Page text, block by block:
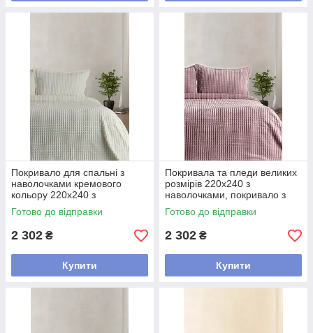
Покривало для спальні з
наволочками кремового
кольору 220х240 з
наволочками, покривало на
ліжко Кремовий
Готово до відправки
2 302 ₴
Купити
Покривала та пледи великих
розмірів 220х240 з
наволочками, покривало з
прострочкою на ліжко
Пудровий
Готово до відправки
2 302 ₴
Купити